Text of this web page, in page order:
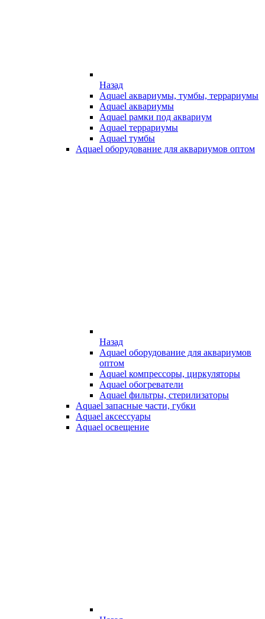
Назад
Aquael аквариумы, тумбы, террариумы
Aquael аквариумы
Aquael рамки под аквариум
Aquael террариумы
Aquael тумбы
Aquael оборудование для аквариумов оптом
Назад
Aquael оборудование для аквариумов
оптом
Aquael компрессоры, циркуляторы
Aquael обогреватели
Aquael фильтры, стерилизаторы
Aquael запасные части, губки
Aquael аксессуары
Aquael освещение